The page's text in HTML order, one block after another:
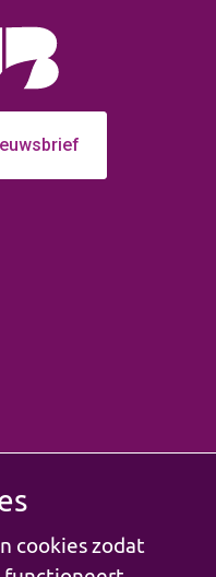
cookies zodat